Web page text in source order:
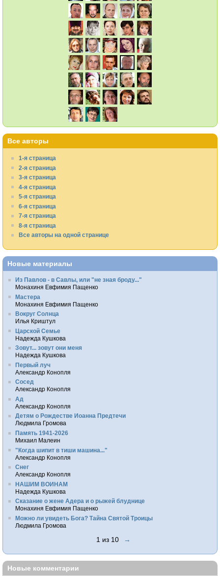
Все авторы
1-я страница
2-я страница
3-я страница
4-я страница
5-я страница
6-я страница
7-я страница
8-я страница
Все авторы на одной странице
Новые материалы
Из Павлов - в Савлы, или "не зная броду..."
Монахиня Евфимия Пащенко
Мастера
Монахиня Евфимия Пащенко
Вокруг Солнца
Илья Криштул
Царской Семье
Надежда Кушкова
Зовут... зовут они меня
Надежда Кушкова
Первый луч
Александр Конопля
Сосед
Александр Конопля
Ад
Александр Конопля
Детям о Рождестве Иоанна Предтечи
Людмила Громова
Память 1941-2026
Михаил Малеин
"Когда шипит в тиши машина..."
Александр Конопля
Снег
Александр Конопля
НАШИМ ВОИНАМ
Надежда Кушкова
Сказание о жене Адера и о рыжей блуднице
Монахиня Евфимия Пащенко
Можно ли увидеть Бога? Тайна Святой Троицы
Людмила Громова
1 из 10 →
Новые комментарии